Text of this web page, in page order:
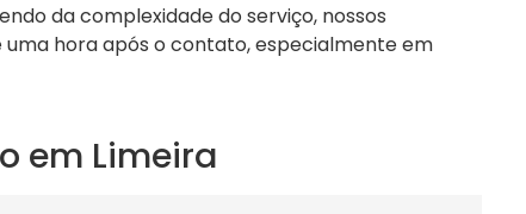
da complexidade do serviço, nossos
hora após o contato, especialmente em
em Limeira